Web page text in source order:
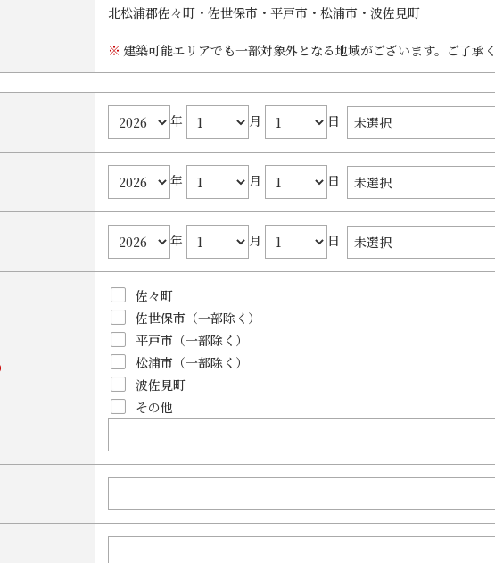
北松浦郡佐々町・佐世保市・平戸市・松浦市・波佐見町
建築可能エリアでも一部対象外となる地域がございます。ご了承
年 月 日
年 月 日
年 月 日
佐々町
佐世保市（一部除く）
平戸市（一部除く）
松浦市（一部除く）
波佐見町
その他
nature -ナチュレ-
Rustic -ラスティック-
LUCE -ルーチェ-
建築家との家づくりQ＆A
ダイアリー
2026年
2025年
2024年